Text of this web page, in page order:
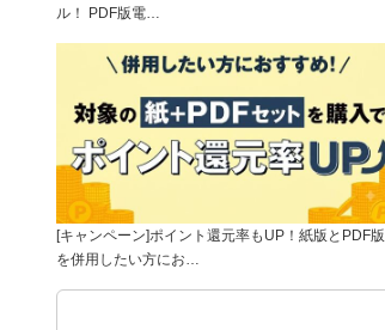
ル！ PDF版電…
[キャンペーン]ポイント還元率もUP！紙版とPDF版
を併用したい方にお…